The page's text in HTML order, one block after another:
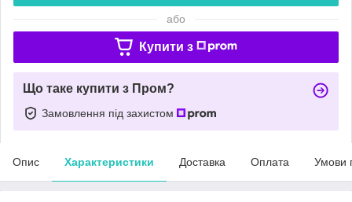
або
Купити з
Що таке купити з Пром?
Замовлення під захистом
Опис Характеристики Доставка Оплата Умови